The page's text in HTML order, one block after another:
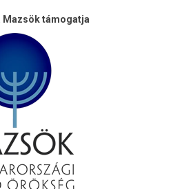
Mazsök támogatja